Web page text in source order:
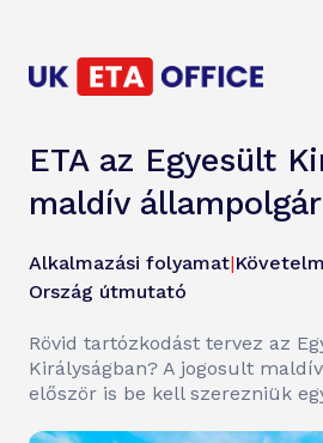
ETA az Egyesült
maldív
Alkalmazási folyamat|
Ország útmutató
Rövid tartózkodást tervez az
Királyságban? A jogosult
először is be kell szerezniük